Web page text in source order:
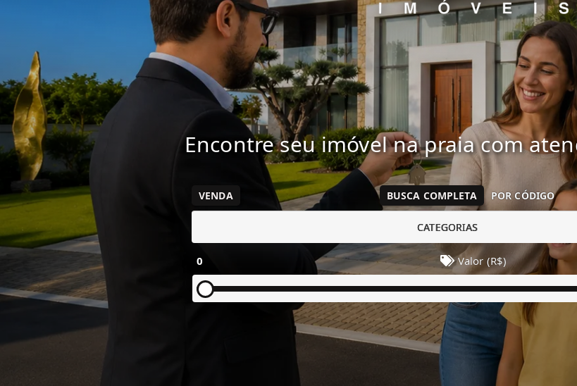
Encontre seu imóvel na praia com
VENDA BUSCA COMPLETA POR CÓDIGO
CATEGORIAS
0 Valor (R$)